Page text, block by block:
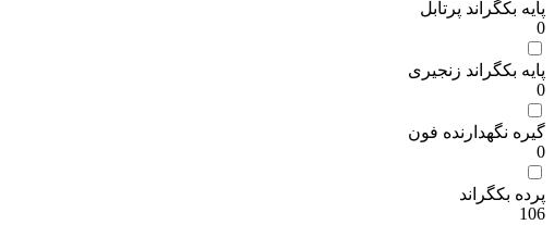
پایه بکگراند پرتابل
0
پایه بکگراند زنجیری
0
گیره نگهدارنده فون
0
پرده بکگراند
106